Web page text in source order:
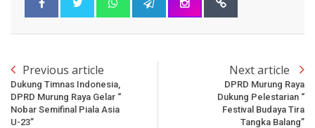
Previous article
Dukung Timnas Indonesia,
DPRD Murung Raya Gelar “
Nobar Semifinal Piala Asia
U-23”
Next article
DPRD Murung Raya
Dukung Pelestarian “
Festival Budaya Tira
Tangka Balang”